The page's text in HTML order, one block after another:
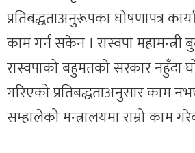
प्रतिबद्धताअनुरूपका घोषणापत्र
काम गर्न सकेन । रास्वपा महामन्त्री
रास्वपाको बहुमतको सरकार नहुँदा
गरिएको प्रतिबद्धताअनुसार काम
सम्हालेको मन्त्रालयमा राम्रो काम